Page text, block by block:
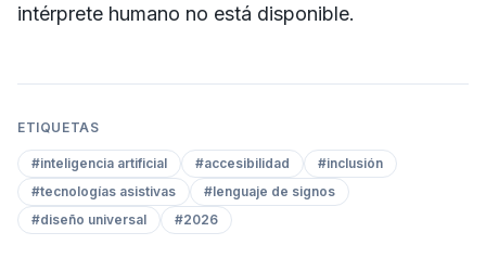
intérprete humano no está disponible.
ETIQUETAS
#inteligencia artificial #accesibilidad #inclusión
#tecnologías asistivas #lenguaje de signos
#diseño universal #2026